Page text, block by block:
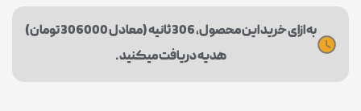
به ازای خرید این محصول، 306 ثانیه (معادل 306000 تومان)
هدیه دریافت میکنید.